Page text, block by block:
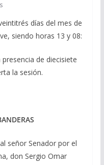
días del mes de
siendo horas 13 y 08:
de diecisiete
la sesión.
señor Senador por el
don Sergio Omar